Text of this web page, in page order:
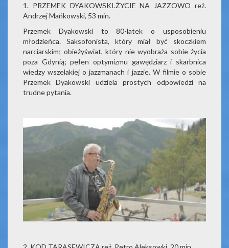
1. PRZEMEK DYAKOWSKI.ŻYCIE NA JAZZOWO reż.
Andrzej Mańkowski, 53 min.
Przemek Dyakowski to 80-latek o usposobieniu
młodzieńca. Saksofonista, który miał być skoczkiem
narciarskim; obieżyświat, który nie wyobraża sobie życia
poza Gdynią; pełen optymizmu gawędziarz i skarbnica
wiedzy wszelakiej o jazzmanach i jazzie. W filmie o sobie
Przemek Dyakowski udziela prostych odpowiedzi na
trudne pytania.